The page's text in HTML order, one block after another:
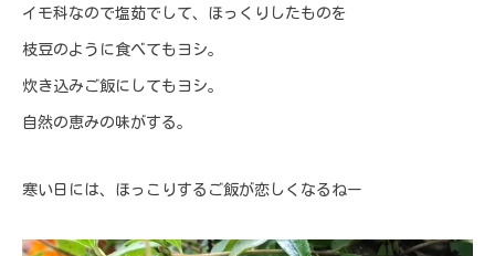
イモ科なので塩茹でして、ほっくりしたものを
枝豆のように食べてもヨシ。
炊き込みご飯にしてもヨシ。
自然の恵みの味がする。
寒い日には、ほっこりするご飯が恋しくなるねー